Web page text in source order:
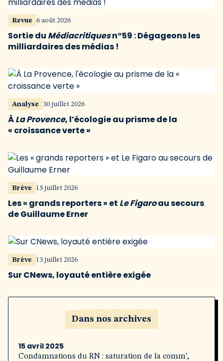
Revue 6 août 2026
Sortie du Médiacritiquesn°59 : Dégageons les
milliardaires des médias !
Analyse 30 juillet 2026
ÀLa Provence, l’écologie au prisme de la
« croissance verte »
Brève 15 juillet 2026
Les « grands reporters » et Le Figaroau secours
de Guillaume Erner
Brève 13 juillet 2026
Sur CNews, loyauté entière exigée
Dans nos archives
15 avril 2025
Condamnations du RN : saturation de la comm’,